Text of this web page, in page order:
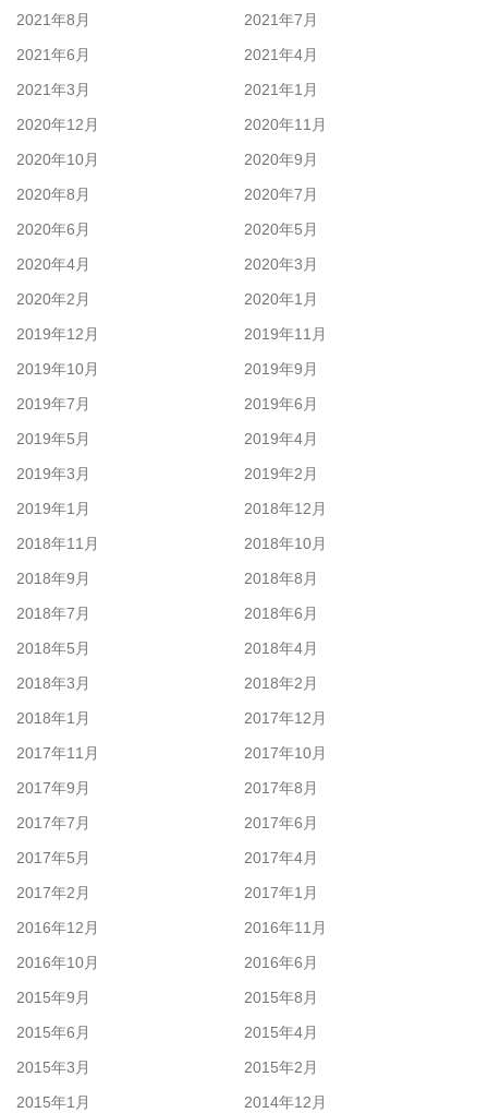
2021年8月
2021年7月
2021年6月
2021年4月
2021年3月
2021年1月
2020年12月
2020年11月
2020年10月
2020年9月
2020年8月
2020年7月
2020年6月
2020年5月
2020年4月
2020年3月
2020年2月
2020年1月
2019年12月
2019年11月
2019年10月
2019年9月
2019年7月
2019年6月
2019年5月
2019年4月
2019年3月
2019年2月
2019年1月
2018年12月
2018年11月
2018年10月
2018年9月
2018年8月
2018年7月
2018年6月
2018年5月
2018年4月
2018年3月
2018年2月
2018年1月
2017年12月
2017年11月
2017年10月
2017年9月
2017年8月
2017年7月
2017年6月
2017年5月
2017年4月
2017年2月
2017年1月
2016年12月
2016年11月
2016年10月
2016年6月
2015年9月
2015年8月
2015年6月
2015年4月
2015年3月
2015年2月
2015年1月
2014年12月